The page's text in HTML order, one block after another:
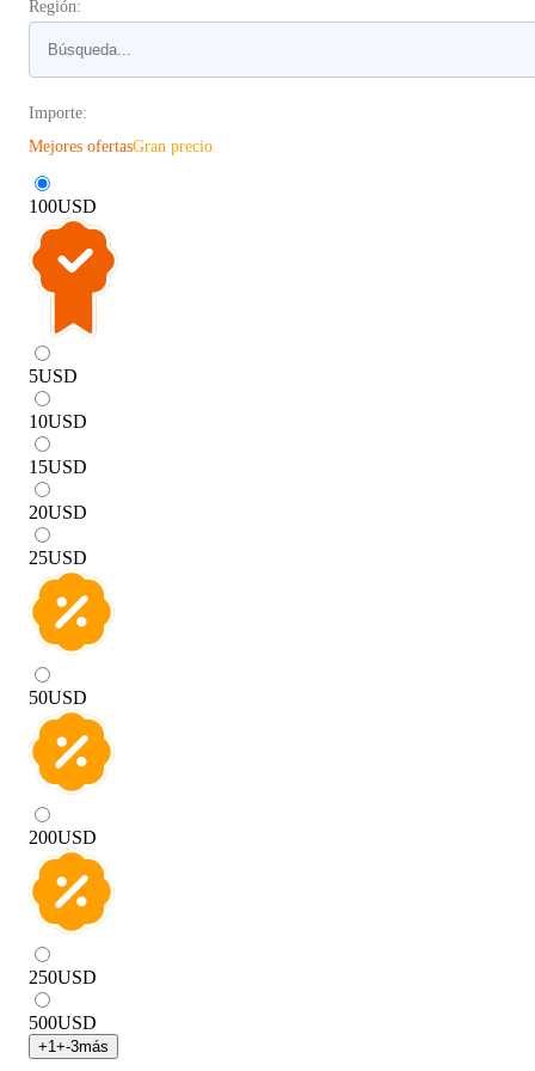
Región:
Importe:
Mejores ofertasGran precio
100USD
5USD
10USD
15USD
20USD
25USD
50USD
200USD
250USD
500USD
+1 +-3más